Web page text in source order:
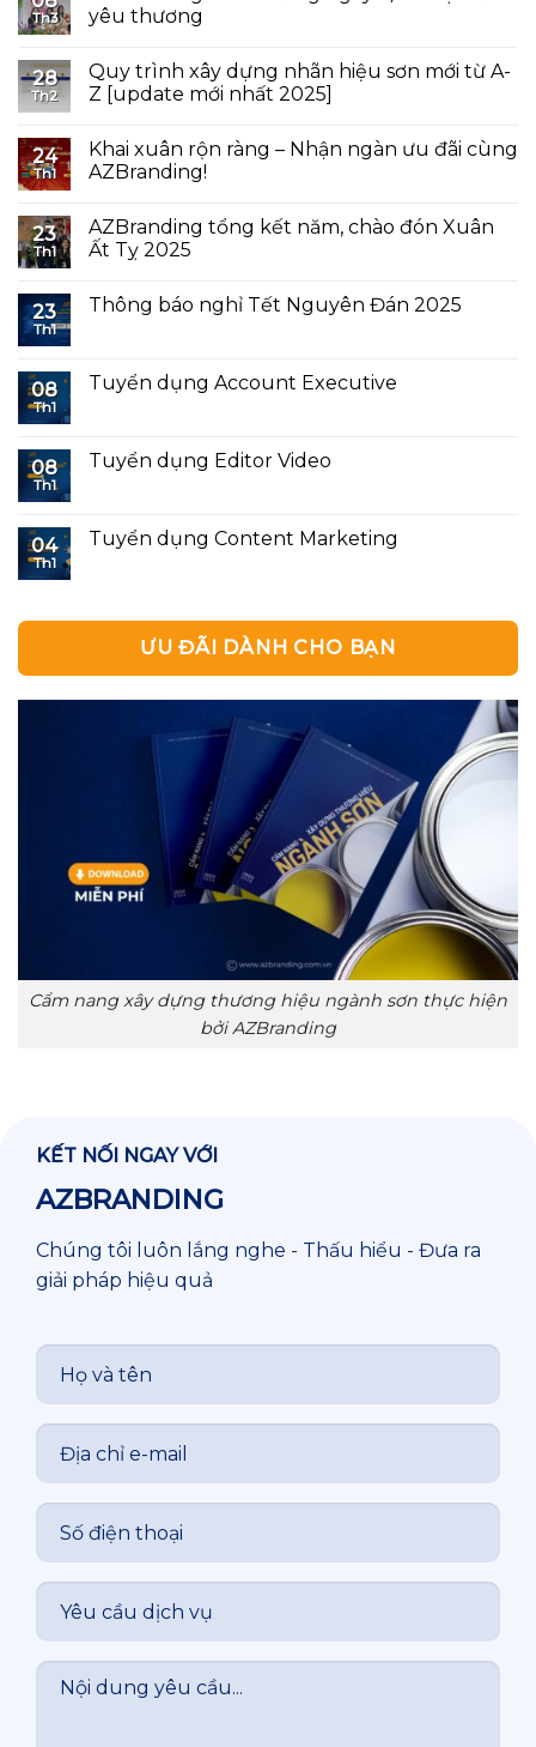
Th3
yêu thương
28
Th2
Quy trình xây dựng nhãn hiệu sơn mới từ A-
Z [update mới nhất 2025]
24
Th1
Khai xuân rộn ràng – Nhận ngàn ưu đãi cùng
AZBranding!
23
Th1
AZBranding tổng kết năm, chào đón Xuân
Ất Tỵ 2025
23
Th1
Thông báo nghỉ Tết Nguyên Đán 2025
08
Th1
Tuyển dụng Account Executive
08
Th1
Tuyển dụng Editor Video
04
Th1
Tuyển dụng Content Marketing
ƯU ĐÃI DÀNH CHO BẠN
Cẩm nang xây dựng thương hiệu ngành sơn thực hiện
bởi AZBranding
KẾT NỐI NGAY VỚI
AZBRANDING
Chúng tôi luôn lắng nghe - Thấu hiểu - Đưa ra
giải pháp hiệu quả